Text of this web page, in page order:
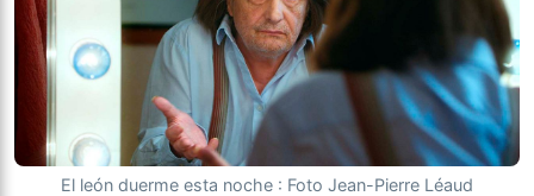
El león duerme esta noche : Foto Jean-Pierre Léaud